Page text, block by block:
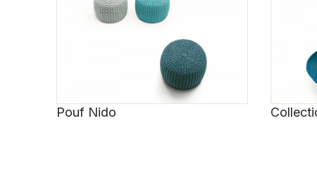
Pouf Nido